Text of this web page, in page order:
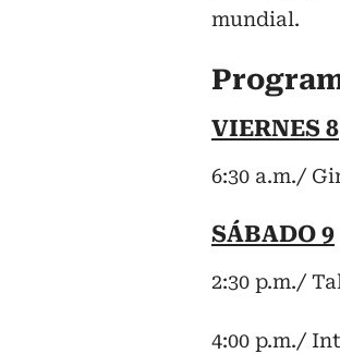
mundial.
VIERNES 8
6:30 a.m./
SÁBADO 9
2:30 p.m./
4:00 p.m./